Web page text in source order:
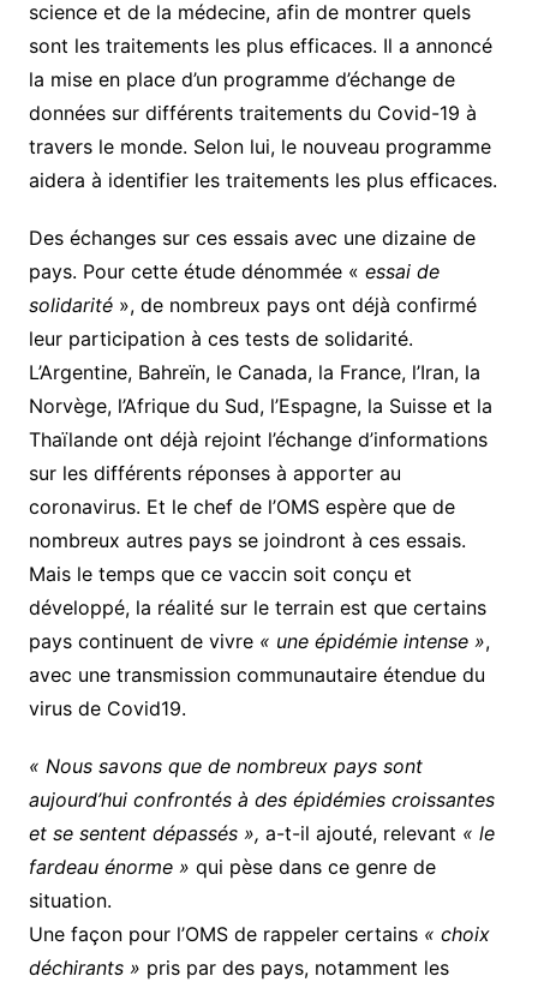
science et de la médecine, afin de montrer quels
sont les traitements les plus efficaces. Il a annoncé
la mise en place d’un programme d’échange de
données sur différents traitements du Covid-19 à
travers le monde. Selon lui, le nouveau programme
aidera à identifier les traitements les plus efficaces.
Des échanges sur ces essais avec une dizaine de
pays. Pour cette étude dénommée « essai de
solidarité», de nombreux pays ont déjà confirmé
leur participation à ces tests de solidarité.
L’Argentine, Bahreïn, le Canada, la France, l’Iran, la
Norvège, l’Afrique du Sud, l’Espagne, la Suisse et la
Thaïlande ont déjà rejoint l’échange d’informations
sur les différents réponses à apporter au
coronavirus. Et le chef de l’OMS espère que de
nombreux autres pays se joindront à ces essais.
Mais le temps que ce vaccin soit conçu et
développé, la réalité sur le terrain est que certains
pays continuent de vivre« une épidémie intense »,
avec une transmission communautaire étendue du
virus de Covid19.
« Nous savons que de nombreux pays sont
aujourd’hui confrontés à des épidémies croissantes
et se sentent dépassés », a-t-il ajouté, relevant « le
fardeau énorme » qui pèse dans ce genre de
situation.
Une façon pour l’OMS de rappeler certains « choix
déchirants » pris par des pays, notamment les